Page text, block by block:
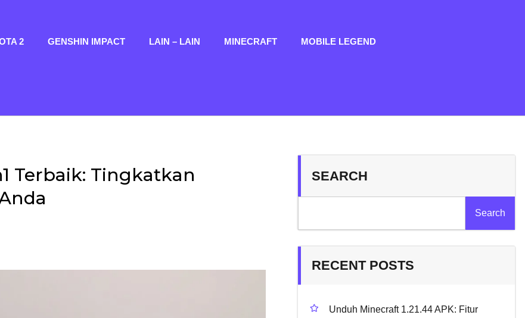
2 GENSHIN IMPACT LAIN – LAIN MINECRAFT MOBILE LEGEND
Terbaik: Tingkatkan
SEARCH
Search
RECENT POSTS
Unduh Minecraft 1.21.44 APK: Fitur